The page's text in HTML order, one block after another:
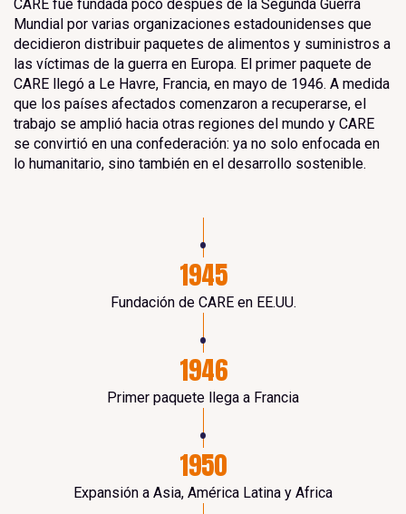
CARE fue fundada poco después de la Segunda Guerra
Mundial por varias organizaciones estadounidenses que
decidieron distribuir paquetes de alimentos y suministros a
las víctimas de la guerra en Europa. El primer paquete de
CARE llegó a Le Havre, Francia, en mayo de 1946. A medida
que los países afectados comenzaron a recuperarse, el
trabajo se amplió hacia otras regiones del mundo y CARE
se convirtió en una confederación: ya no solo enfocada en
lo humanitario, sino también en el desarrollo sostenible.
•
1945
Fundación de CARE en EE.UU.
•
1946
Primer paquete llega a Francia
•
1950
Expansión a Asia, América Latina y Africa